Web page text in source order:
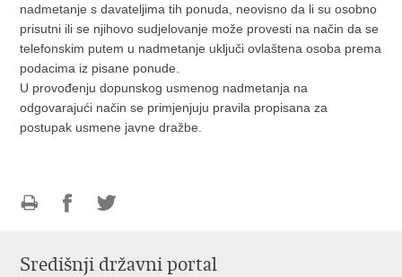
nadmetanje s davateljima tih ponuda, neovisno da li su osobno
prisutni ili se njihovo sudjelovanje može provesti na način da se
telefonskim putem u nadmetanje uključi ovlaštena osoba prema
podacima iz pisane ponude.
U provođenju dopunskog usmenog nadmetanja na
odgovarajući način se primjenjuju pravila propisana za
postupak usmene javne dražbe.
FacebookuTwitteru
Središnji državni portal